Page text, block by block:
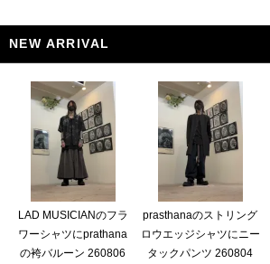
NEW ARRIVAL
LAD MUSICIANのフラ
ワーシャツにprathana
の袴バルーン 260806
prasthanaのストリング
ロウエッジシャツにニー
タックパンツ 260804